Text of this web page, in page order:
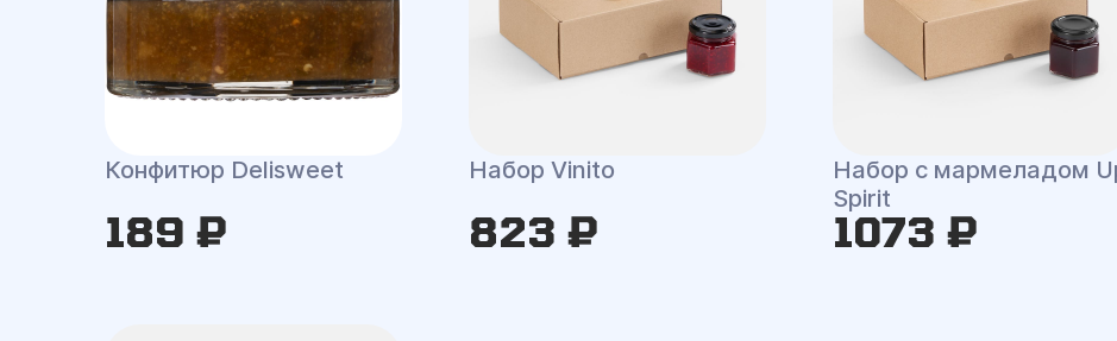
Конфитюр Delisweet
189 ₽
Набор Vinito
823 ₽
Набор с мармеладом
Spirit
1073 ₽